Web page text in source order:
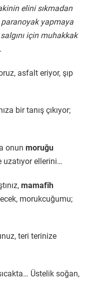
elini sıkmadan
yapmaya
için muhakkak
asfalt eriyor, şıp
bir tanış çıkıyor;
onun moruğu
uzatıyor ellerini…
mamafih
morukcuğumu;
teri terinize
Üstelik soğan,